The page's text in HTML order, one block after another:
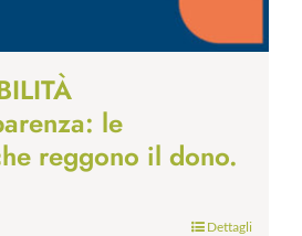
le
reggono il dono.
Dettagli